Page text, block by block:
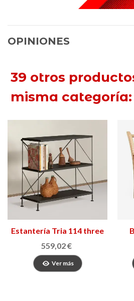
OPINIONES
39 otros
misma categoría:
Estantería Tria 114 three
559,02 €
Ver más